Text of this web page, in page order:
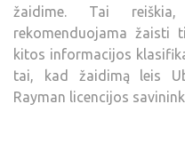
žaidime. Tai
rekomenduojama žaisti
kitos informacijos
tai, kad žaidimą leis
Rayman licencijos